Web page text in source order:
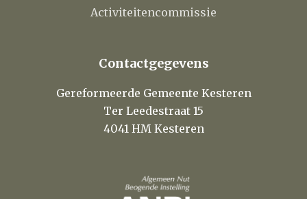
Activiteitencommissie
Contactgegevens
Gereformeerde Gemeente Kesteren
Ter Leedestraat 15
4041 HM Kesteren